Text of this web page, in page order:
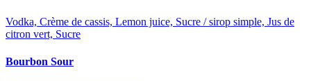
Vodka, Crème de cassis, Lemon juice, Sucre / sirop simple, Jus de
citron vert, Sucre
Bourbon Sour